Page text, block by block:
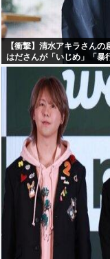
【衝撃】清水アキラさん
はださんが「いじめ」「暴